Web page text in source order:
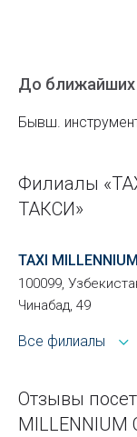
До ближайших
Бывш.
Филиалы
ТАКСИ»
TAXI MILLENNIUM
100099,
Чинабад, 49
Все филиалы
Отзывы